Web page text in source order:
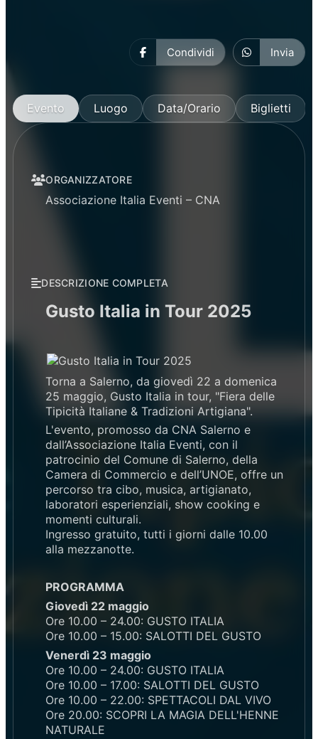
Condividi Invia
Evento Luogo Data/Orario Biglietti
ORGANIZZATORE
Associazione Italia Eventi – CNA
DESCRIZIONE COMPLETA
Gusto Italia in Tour 2025
Torna a Salerno, da giovedì 22 a domenica
25 maggio, Gusto Italia in tour, "Fiera delle
Tipicità Italiane & Tradizioni Artigiana".
L'evento, promosso da CNA Salerno e
dall’Associazione Italia Eventi, con il
patrocinio del Comune di Salerno, della
Camera di Commercio e dell’UNOE, offre un
percorso tra cibo, musica, artigianato,
laboratori esperienziali, show cooking e
momenti culturali.
Ingresso gratuito, tutti i giorni dalle 10.00
alla mezzanotte.
PROGRAMMA
Giovedì 22 maggio
Ore 10.00 – 24.00: GUSTO ITALIA
Ore 10.00 – 15.00: SALOTTI DEL GUSTO
Venerdì 23 maggio
Ore 10.00 – 24.00: GUSTO ITALIA
Ore 10.00 – 17.00: SALOTTI DEL GUSTO
Ore 10.00 – 22.00: SPETTACOLI DAL VIVO
Ore 20.00: SCOPRI LA MAGIA DELL'HENNE
NATURALE